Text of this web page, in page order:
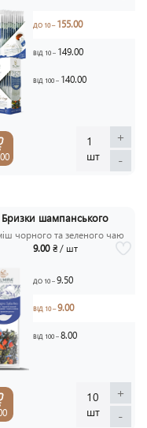
ДО 10 –155.00
ВІД 10 – 149.00
ВІД 100 – 140.00
1
шт
+
-
Бризки шампанського
чорного та зеленого чаю
9.00 ₴ / шт
ДО 10 –9.50
ВІД 10 –9.00
ВІД 100 –8.00
10
шт
+
-